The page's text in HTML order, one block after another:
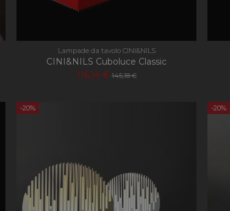
Lampade da tavolo CINI&NILS
CINI&NILS Cuboluce Classic
116,14 € 145,18 €
-20% -20%
Performance Funzionalità
Descrizione
Cookie generato da applicazioni basate sul linguaggio PHP. Si
tratta di un identificatore generico utilizzato per mantenere le
variabili di sessione utente. Normalmente è un numero generato
in modo casuale, il modo in cui viene utilizzato può essere
specifico per il sito, ma un buon esempio è mantenere uno stato